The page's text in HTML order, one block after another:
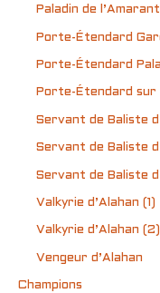
Paladin de
Porte-Étendard
Porte-Étendard
Porte-Étendard
Servant de Baliste
Servant de Baliste
Servant de Baliste
Valkyrie d’Alahan (1)
Valkyrie d’Alahan (2)
Vengeur d’Alahan
Champions